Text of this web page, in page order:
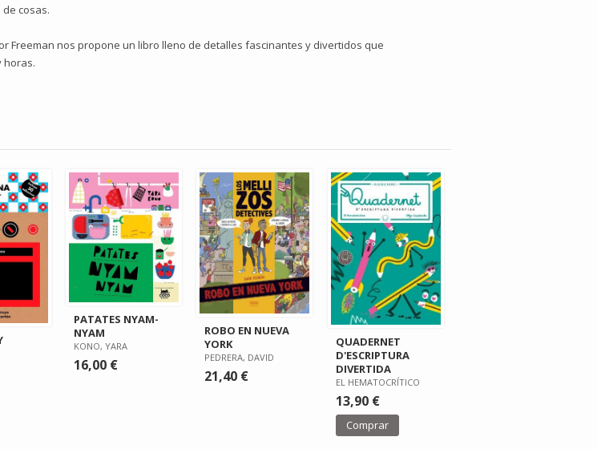
cosas.
Freeman nos propone un libro lleno de detalles fascinantes y divertidos que
horas.
PATATES NYAM-
NYAM
KONO, YARA
16,00 €
ROBO EN NUEVA
YORK
PEDRERA, DAVID
21,40 €
QUADERNET
D'ESCRIPTURA
DIVERTIDA
EL HEMATOCRÍTICO
13,90 €
Comprar